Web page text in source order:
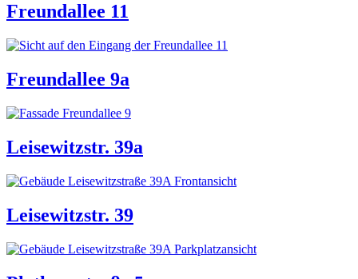
Freundallee 11
Freundallee 9a
Leisewitzstr. 39a
Leisewitzstr. 39